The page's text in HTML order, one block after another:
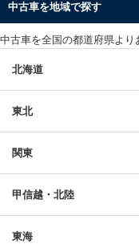
中古車を地域で探す
中古車を全国の都道府県より
北海道
東北
関東
甲信越・北陸
東海